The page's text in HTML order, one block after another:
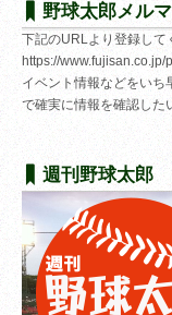
野球太郎メル
下記のURLより登録して
https://
イベント情報などをいち
で確実に情報を確認した
週刊野球太郎